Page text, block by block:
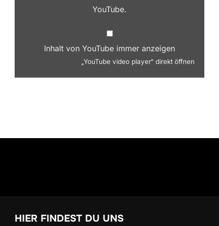
YouTube.
Inhalt von YouTube immer anzeigen
„YouTube video player“ direkt öffnen
HIER FINDEST DU UNS